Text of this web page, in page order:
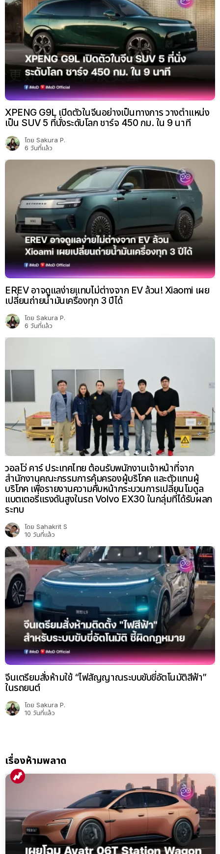
XPENG G9L เปิดตัวในจีนอย่างเป็นทางการ วางตำแหน่ง
เป็น SUV 5 ที่นั่งระดับโลก ชาร์จ 450 กม. ใน 9 นาที
โดย Sakura P.
6 วันที่แล้ว
EREV อาจดูแลง่ายแทบไม่ต่างจาก EV ล้วน! Xiaomi เผย
เปลี่ยนถ่ายน้ำมันเครื่องทุก 3 ปีได้
โดย Sakura P.
6 วันที่แล้ว
วอลโว่ คาร์ ประเทศไทย ต้อนรับพนักงานเจ้าหน้าที่จาก
สำนักงานคณะกรรมการคุ้มครองผู้บริโภค และตัวแทนผู้
บริโภค เพื่อรายงานความคืบหน้ากระบวนการเปลี่ยนโมดูล
แบตเตอรี่แรงดันสูงในรถ Volvo EX30 ในกลุ่มที่ได้รับผลก
ระทบ
โดย Sahakrit S
10 วันที่แล้ว
จีนเตรียมสั่งห้ามใช้ “ไฟสัญญาณระบบขับขี่อัตโนมัติสีฟ้า”
ในรถยนต์
โดย Sakura P.
10 วันที่แล้ว
เรื่องห้ามพลาด